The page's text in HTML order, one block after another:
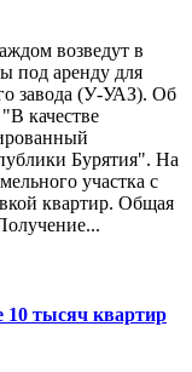
возведут в
под аренду для
завода (У-УАЗ). Об
качестве
Бурятия". На
участка с
квартир. Общая
10 тысяч квартир